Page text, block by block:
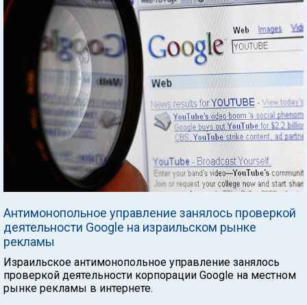
Антимонопольное управление занялось проверкой
деятельности Google на израильском рынке
рекламы
Израильское антимонопольное управление занялось
проверкой деятельности корпорации Google на местном
рынке рекламы в интернете.